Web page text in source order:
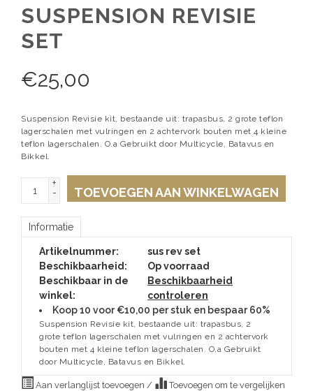
SUSPENSION REVISIE
SET
€25,00
Suspension Revisie kit, bestaande uit: trapasbus, 2 grote teflon
lagerschalen met vulringen en 2 achtervork bouten met 4 kleine
teflon lagerschalen. O.a Gebruikt door Multicycle, Batavus en
Bikkel.
+
-
TOEVOEGEN AAN WINKELWAGEN
Informatie
Artikelnummer:
sus rev set
Beschikbaarheid:
Op voorraad
Beschikbaar in de
winkel:
Beschikbaarheid
controleren
Koop 10 voor €10,00 per stuk en bespaar 60%
Suspension Revisie kit, bestaande uit: trapasbus, 2
grote teflon lagerschalen met vulringen en 2 achtervork
bouten met 4 kleine teflon lagerschalen. O.a Gebruikt
door Multicycle, Batavus en Bikkel.
Aan verlanglijst toevoegen / Toevoegen om te vergelijken